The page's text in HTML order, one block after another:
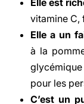
Elle est
vitamine C,
Elle a un
à la
pour les
C’est un